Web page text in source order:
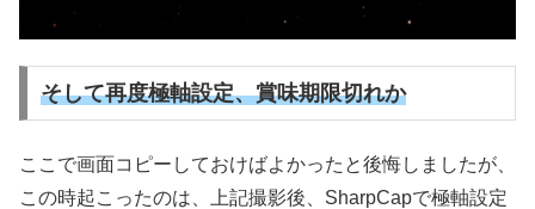
そして再度極軸設定、賞味期限切れか
ここで画面コピーしておけばよかったと後悔しましたが、
この時起こったのは、上記撮影後、SharpCapで極軸設定